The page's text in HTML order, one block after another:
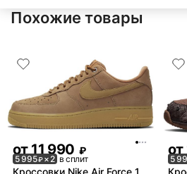
Похожие товары
от11 990 ₽
5 995₽× 2 в сплит
Кроссовки Nike Air Force 1
от
5